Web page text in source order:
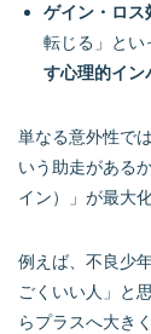
ゲイン・ロス
転じる」とい
す心理的イン
単なる意外性で
いう助走がある
イン）」が最大
例えば、不良少
ごくいい人」と
らプラスへ大き